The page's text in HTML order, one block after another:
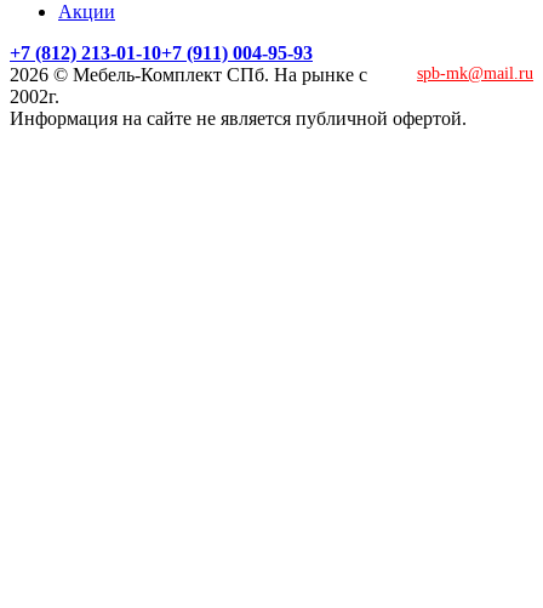
Акции
+7 (812) 213-01-10+7 (911) 004-95-93
spb-mk@mail.ru
2026 © Мебель-Комплект СПб. На рынке с
2002г.
Информация на сайте не является публичной офертой.